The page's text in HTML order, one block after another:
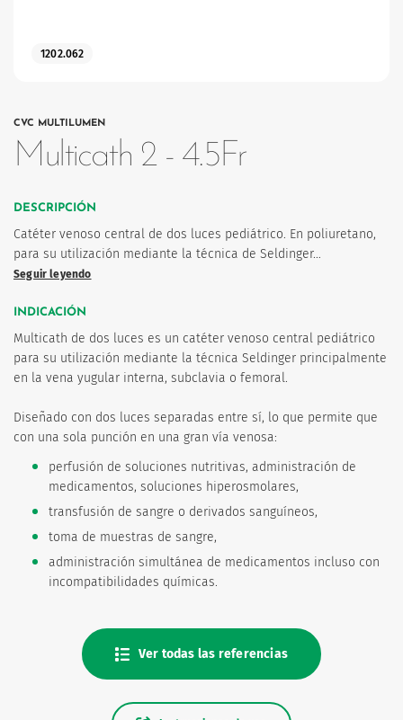
1202.062
CVC MULTILUMEN
Multicath 2 - 4.5Fr
DESCRIPCIÓN
Catéter venoso central de dos luces pediátrico. En poliuretano,
para su utilización mediante la técnica de Seldinger…
Seguir leyendo
INDICACIÓN
Multicath de dos luces es un catéter venoso central pediátrico
para su utilización mediante la técnica Seldinger principalmente
en la vena yugular interna, subclavia o femoral.
Diseñado con dos luces separadas entre sí, lo que permite que
con una sola punción en una gran vía venosa:
perfusión de soluciones nutritivas, administración de
medicamentos, soluciones hiperosmolares,
transfusión de sangre o derivados sanguíneos,
toma de muestras de sangre,
administración simultánea de medicamentos incluso con
incompatibilidades químicas.
Ver todas las referencias